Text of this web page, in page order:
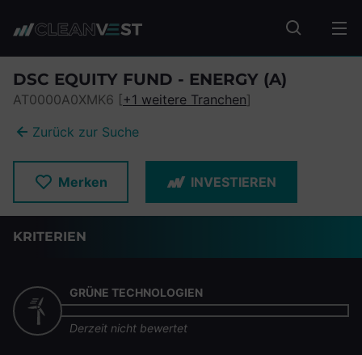
Fonds
DSC EQUITY FUND - ENERGY (A)
AT0000A0XMK6 [+1 weitere Tranchen]
Zurück zur Suche
Merken INVESTIEREN
KRITERIEN
GRÜNE TECHNOLOGIEN
Derzeit nicht bewertet